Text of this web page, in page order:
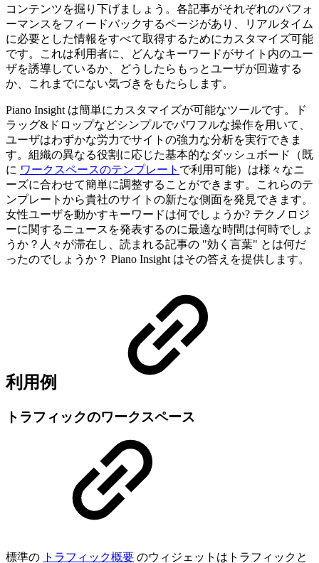
コンテンツを掘り下げましょう。各記事がそれぞれのパフォ
ーマンスをフィードバックするページがあり、リアルタイム
に必要とした情報をすべて取得するためにカスタマイズ可能
です。これは利用者に、どんなキーワードがサイト内のユー
ザを誘導しているか、どうしたらもっとユーザが回遊する
か、これまでにない気づきをもたらします。
Piano Insight は簡単にカスタマイズが可能なツールです。ド
ラッグ&ドロップなどシンプルでパワフルな操作を用いて、
ユーザはわずかな労力でサイトの強力な分析を実行できま
す。組織の異なる役割に応じた基本的なダッシュボード（既
に ワークスペースのテンプレート で利用可能）は様々なニ
ーズに合わせて簡単に調整することができます。これらのテ
ンプレートから貴社のサイトの新たな側面を発見できます。
女性ユーザを動かすキーワードは何でしょうか? テクノロジ
ーに関するニュースを発表するのに最適な時間は何時でしょ
うか？人々が滞在し、読まれる記事の "効く言葉" とは何だ
ったのでしょうか？ Piano Insight はその答えを提供します。
利用例
トラフィックのワークスペース
標準の トラフィック概要 のウィジェットはトラフィックと